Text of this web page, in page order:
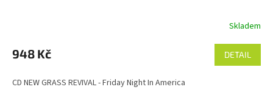
Skladem
948 Kč DETAIL
CD NEW GRASS REVIVAL - Friday Night In America